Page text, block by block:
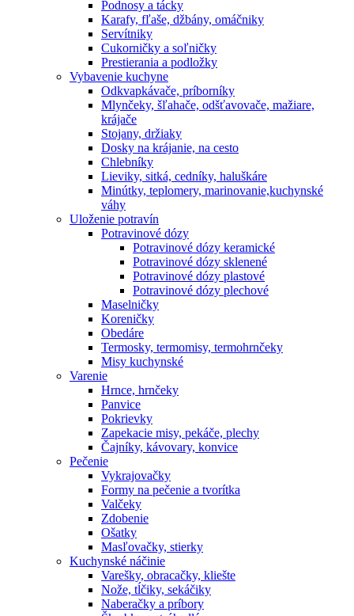
Podnosy a tácky
Karafy, fľaše, džbány, omáčniky
Servítniky
Cukorničky a soľničky
Prestierania a podložky
Vybavenie kuchyne
Odkvapkávače, príborníky
Mlynčeky, šľahače, odšťavovače, mažiare,
krájače
Stojany, držiaky
Dosky na krájanie, na cesto
Chlebníky
Lieviky, sitká, cedníky, haluškáre
Minútky, teplomery, marinovanie,kuchynské
váhy
Uloženie potravín
Potravinové dózy
Potravinové dózy keramické
Potravinové dózy sklenené
Potravinové dózy plastové
Potravinové dózy plechové
Maselničky
Koreničky
Obedáre
Termosky, termomisy, termohrnčeky
Misy kuchynské
Varenie
Hrnce, hrnčeky
Panvice
Pokrievky
Zapekacie misy, pekáče, plechy
Čajníky, kávovary, konvice
Pečenie
Vykrajovačky
Formy na pečenie a tvorítka
Valčeky
Zdobenie
Ošatky
Masľovačky, stierky
Kuchynské náčinie
Varešky, obracačky, kliešte
Nože, tĺčiky, sekáčiky
Naberačky a príbory